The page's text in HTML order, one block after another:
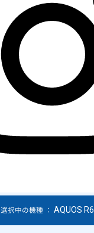
選択中の機種 ： AQUOS R6